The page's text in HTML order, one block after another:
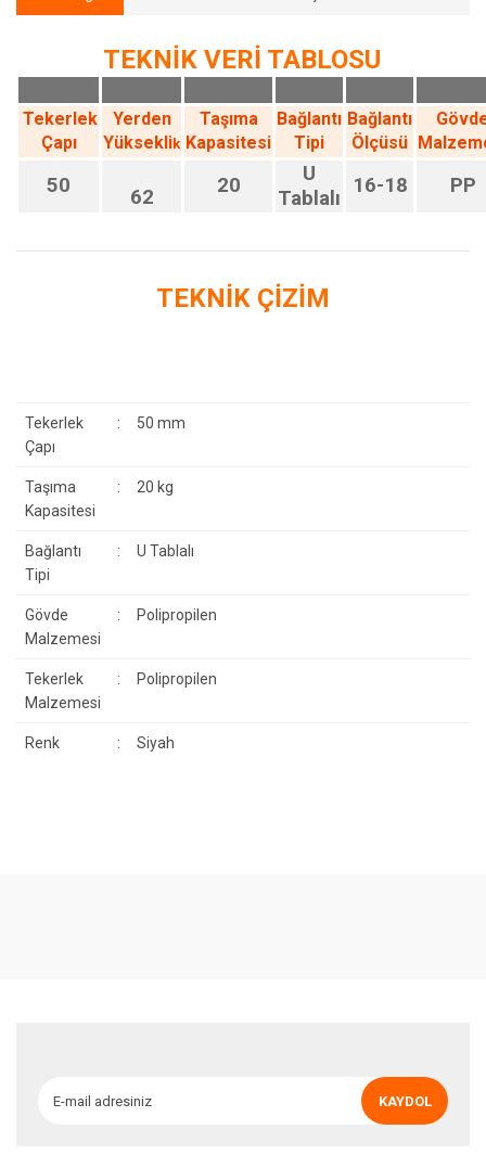
TEKNİK VERİ TABLOSU
Tekerlek
Çapı
Yerden
Yükseklik
Taşıma
Kapasitesi
Bağlantı
Tipi
Bağlantı
Ölçüsü
50 62 20
U
Tablalı
16-18 PP
TEKNİK ÇİZİM
Tekerlek
Çapı
: 50 mm
Taşıma
Kapasitesi
: 20 kg
Bağlantı
Tipi
: U Tablalı
Gövde
Malzemesi
: Polipropilen
Tekerlek
Malzemesi
: Polipropilen
Renk : Siyah
KAYDOL